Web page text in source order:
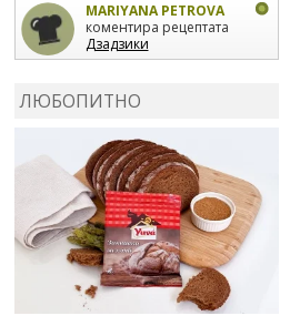
MARIYANA PETROVA
коментира рецептата
Дзадзики
сготвиДзадзики
ЛЮБОПИТНО